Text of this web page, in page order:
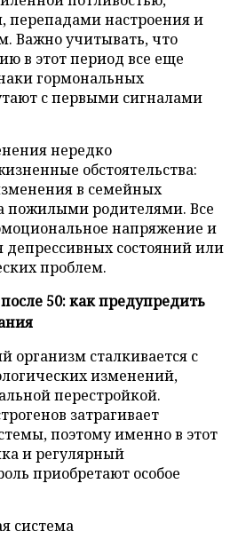
перепадами настроения и
Важно учитывать, что
в этот период все еще
гормональных
с первыми сигналами
нередко
обстоятельства:
в семейных
пожилыми родителями. Все
напряжение и
депрессивных состояний или
проблем.
50: как предупредить
организм сталкивается с
изменений,
перестройкой.
затрагивает
поэтому именно в этот
и регулярный
приобретают особое
система